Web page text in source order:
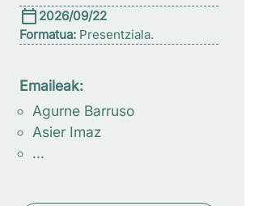
2026/09/22
Formatua:Presentziala.
Emaileak:
Agurne Barruso
Asier Imaz
...